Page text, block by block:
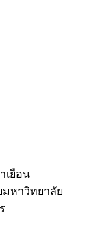
เยือน
หาวิทยาลัย